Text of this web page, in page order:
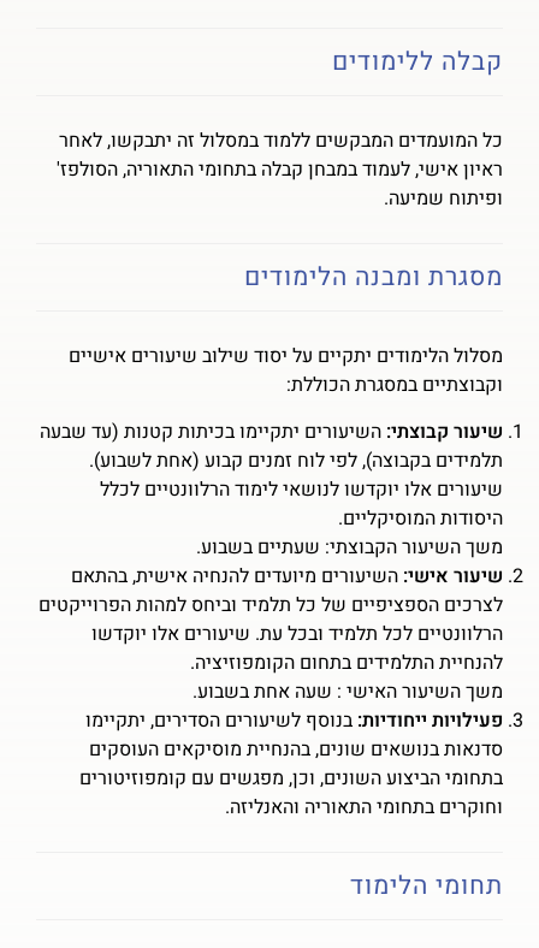
קבלה ללימודים
כל המועמדים המבקשים ללמוד במסלול זה יתבקשו, לאחר
ראיון אישי, לעמוד במבחן קבלה בתחומי התאוריה, הסולפז'
ופיתוח שמיעה.
מסגרת ומבנה הלימודים
מסלול הלימודים יתקיים על יסוד שילוב שיעורים אישיים
וקבוצתיים במסגרת הכוללת:
שיעור קבוצתי: השיעורים יתקיימו בכיתות קטנות (עד שבעה
תלמידים בקבוצה), לפי לוח זמנים קבוע (אחת לשבוע).
שיעורים אלו יוקדשו לנושאי לימוד הרלוונטיים לכלל
היסודות המוסיקליים.
משך השיעור הקבוצתי: שעתיים בשבוע.
שיעור אישי: השיעורים מיועדים להנחיה אישית, בהתאם
לצרכים הספציפיים של כל תלמיד וביחס למהות הפרוייקטים
הרלוונטיים לכל תלמיד ובכל עת. שיעורים אלו יוקדשו
להנחיית התלמידים בתחום הקומפוזיציה.
משך השיעור האישי : שעה אחת בשבוע.
פעילויות ייחודיות: בנוסף לשיעורים הסדירים, יתקיימו
סדנאות בנושאים שונים, בהנחיית מוסיקאים העוסקים
בתחומי הביצוע השונים, וכן, מפגשים עם קומפוזיטורים
וחוקרים בתחומי התאוריה והאנליזה.
תחומי הלימוד